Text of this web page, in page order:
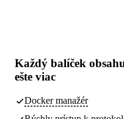
Každý balíček
ešte viac
Docker manažér